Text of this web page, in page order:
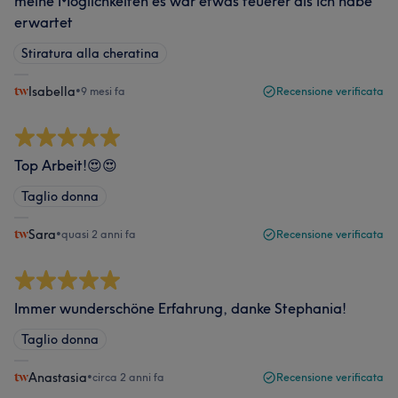
erwartet
Stiratura alla cheratina
Isabella•9 mesi fa Recensione verificata
Top Arbeit!😍😍
Taglio donna
Sara•quasi 2 anni fa Recensione verificata
Immer wunderschöne Erfahrung, danke Stephania!
Taglio donna
Anastasia•circa 2 anni fa Recensione verificata